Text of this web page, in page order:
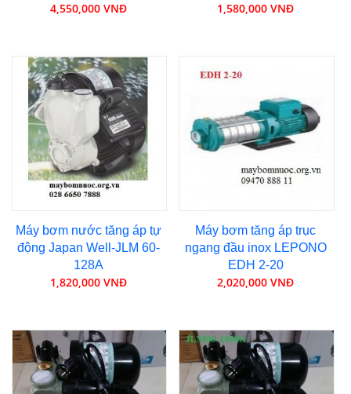
4,550,000 VNĐ 1,580,000 VNĐ
Máy bơm nước tăng áp tự
động Japan Well-JLM 60-
128A
1,820,000 VNĐ
Máy bơm tăng áp trục
ngang đầu inox LEPONO
EDH 2-20
2,020,000 VNĐ